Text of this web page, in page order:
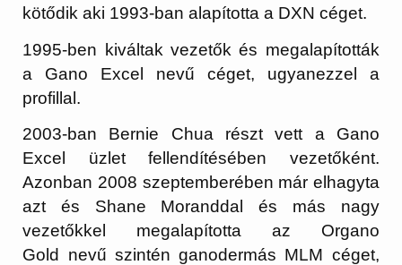
kötődik aki 1993-ban alapította a DXN céget.
1995-ben kiváltak vezetők és megalapították
a Gano Excel nevű céget, ugyanezzel a
profillal.
2003-ban Bernie Chua részt vett a Gano
Excel
üzlet fellendítésében vezetőként.
Azonban 2008 szeptemberében már elhagyta
azt és Shane Moranddal és más nagy
vezetőkkel megalapította az Organo
Gold nevű szintén ganodermás MLM céget,